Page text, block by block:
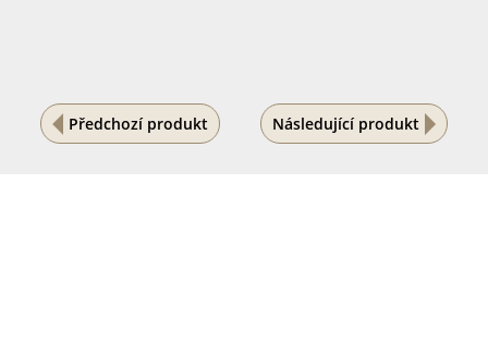
Předchozí produkt Následující produkt